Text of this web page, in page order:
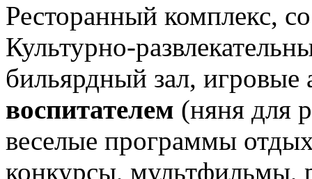
Ресторанный комплекс,
Культурно-
бильярдный зал, игровые
воспитателем (няня для
веселые программы
конкурсы, мультфильмы,